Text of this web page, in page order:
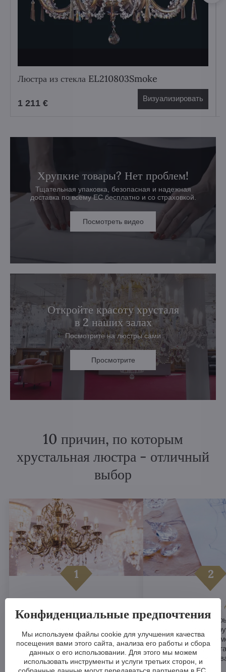
Люстра из стекла EL210803Smoke
1 211 € Визуализировать
Хрупкие товары? Нет проблем!
Тщательная упаковка, безопасная и надежная
доставка по всему ЕС бесплатно и со страховкой.
Посмотреть видео
Откройте красоту хрусталя
в 2 наших залах
Посмотрите на люстры сами
Просмотрите
10 причин, по которым
хрустальная люстра - отличный
выбор
Хрустальная люстра мгновенно
элегантность и изысканность,
повышая престиж любого
помещения.
Уникальный
Хрустальные
изготавливаются
каждый экземпляр
оригинальным, что
исключительность
интерьера.
Конфиденциальные предпочтения
Мы используем файлы cookie для улучшения качества
посещения вами этого сайта, анализа его работы и сбора
данных о его использовании. Для этого мы можем
использовать инструменты и услуги третьих сторон, и
собранные данные могут передаваться партнерам в ЕС,